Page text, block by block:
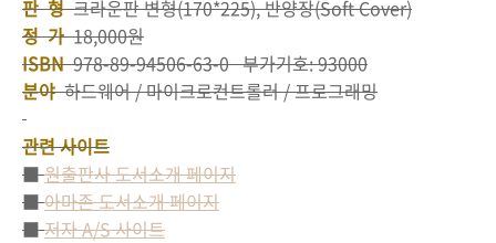
판 형크라운판 변형(170*225), 반양장(Soft Cover)
정 가18,000원
ISBN978-89-94506-63-0 부가기호: 93000
분야하드웨어 / 마이크로컨트롤러 / 프로그래밍
관련 사이트
■원출판사 도서소개 페이지
■아마존 도서소개 페이지
■저자 A/S 사이트